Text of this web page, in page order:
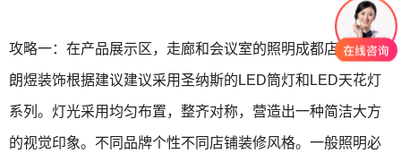
攻略一：在产品展示区，走廊和会议室的照明成都店铺装修
朗煜装饰根据建议建议采用圣纳斯的LED筒灯和LED天花灯
系列。灯光采用均匀布置，整齐对称，营造出一种简洁大方
的视觉印象。不同品牌个性不同店铺装修风格。一般照明必